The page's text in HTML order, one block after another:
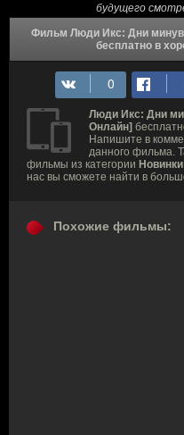
будущего
Фильм Люди Икс: Дни
бесплатно в
Люди Икс: Дни
Онлайн]
Напишите в
данного фильма.
фильмы из категории
нас вы сможете найти в
Похожие фильмы: